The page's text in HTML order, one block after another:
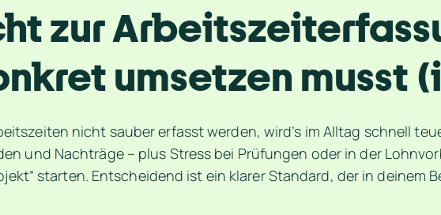
zur
umsetzen musst
nicht sauber erfasst werden, wird’s im Alltag schnell
und Nachträge – plus Stress bei Prüfungen oder in der
starten. Entscheidend ist ein klarer Standard, der in deinem